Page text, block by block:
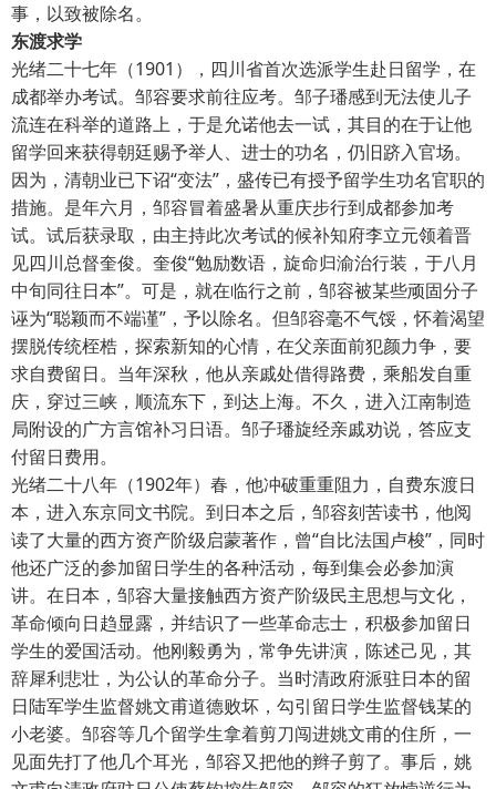
事，以致被除名。
东渡求学
光绪二十七年（1901），四川省首次选派学生赴日留学，在
成都举办考试。邹容要求前往应考。邹子璠感到无法使儿子
流连在科举的道路上，于是允诺他去一试，其目的在于让他
留学回来获得朝廷赐予举人、进士的功名，仍旧跻入官场。
因为，清朝业已下诏“变法”，盛传已有授予留学生功名官职的
措施。是年六月，邹容冒着盛暑从重庆步行到成都参加考
试。试后获录取，由主持此次考试的候补知府李立元领着晋
见四川总督奎俊。奎俊“勉励数语，旋命归渝治行装，于八月
中旬同往日本”。可是，就在临行之前，邹容被某些顽固分子
诬为“聪颖而不端谨”，予以除名。但邹容毫不气馁，怀着渴望
摆脱传统桎梏，探索新知的心情，在父亲面前犯颜力争，要
求自费留日。当年深秋，他从亲戚处借得路费，乘船发自重
庆，穿过三峡，顺流东下，到达上海。不久，进入江南制造
局附设的广方言馆补习日语。邹子璠旋经亲戚劝说，答应支
付留日费用。
光绪二十八年（1902年）春，他冲破重重阻力，自费东渡日
本，进入东京同文书院。到日本之后，邹容刻苦读书，他阅
读了大量的西方资产阶级启蒙著作，曾“自比法国卢梭”，同时
他还广泛的参加留日学生的各种活动，每到集会必参加演
讲。在日本，邹容大量接触西方资产阶级民主思想与文化，
革命倾向日趋显露，并结识了一些革命志士，积极参加留日
学生的爱国活动。他刚毅勇为，常争先讲演，陈述己见，其
辞犀利悲壮，为公认的革命分子。当时清政府派驻日本的留
日陆军学生监督姚文甫道德败坏，勾引留日学生监督钱某的
小老婆。邹容等几个留学生拿着剪刀闯进姚文甫的住所，一
见面先打了他几个耳光，邹容又把他的辫子剪了。事后，姚